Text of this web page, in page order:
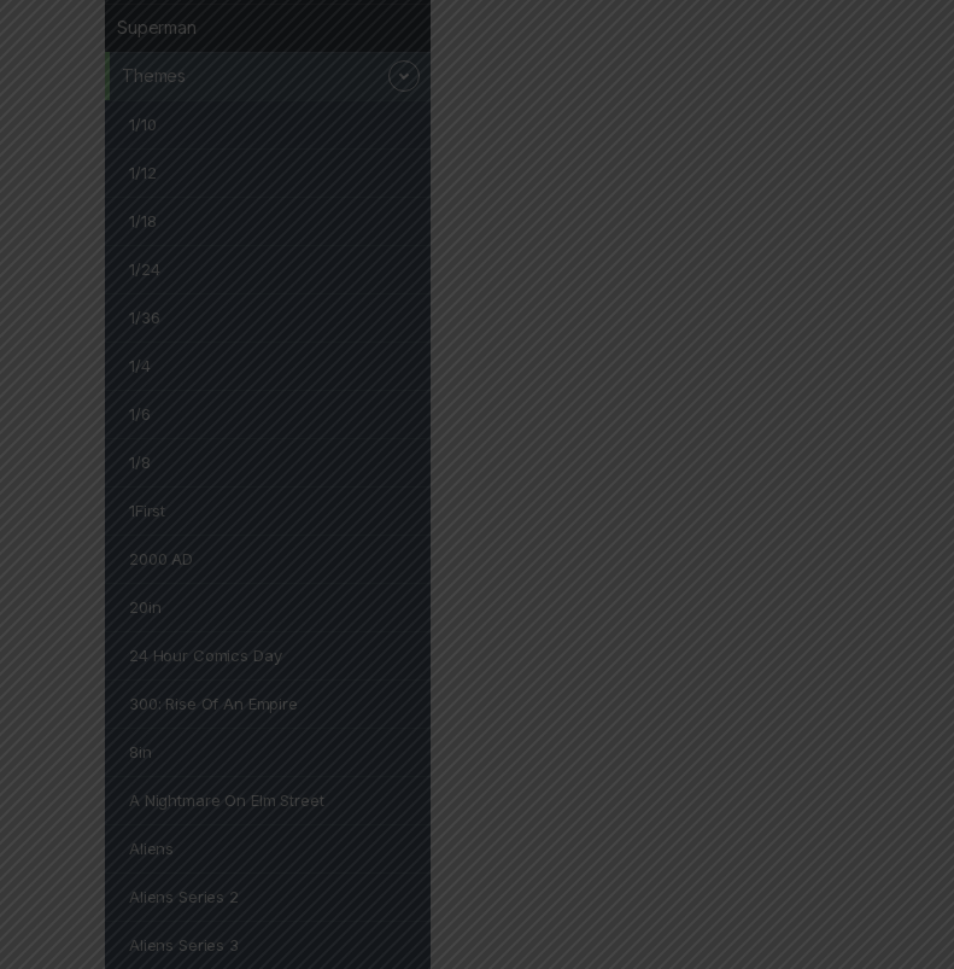
Superman
Themes
1/10
1/12
1/18
1/24
1/36
1/4
1/6
1/8
1First
2000 AD
20in
24 Hour Comics Day
300: Rise Of An Empire
8in
A Nightmare On Elm Street
Aliens
Aliens Series 2
Aliens Series 3